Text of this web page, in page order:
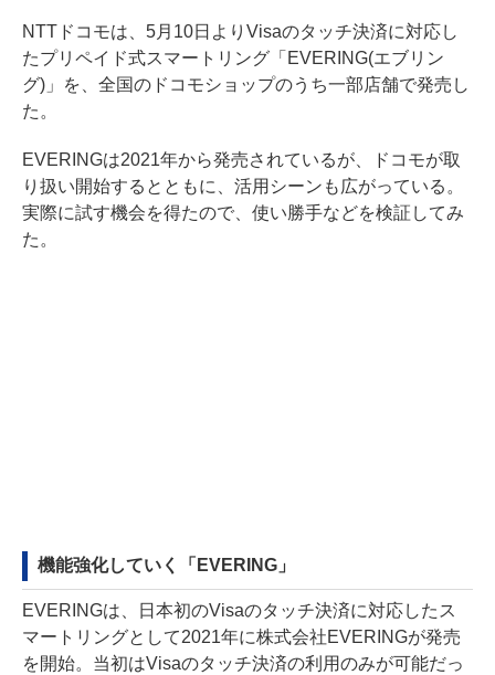
NTTドコモは、5月10日よりVisaのタッチ決済に対応し
たプリペイド式スマートリング「EVERING(エブリン
グ)」を、全国のドコモショップのうち一部店舗で発売し
た。
EVERINGは2021年から発売されているが、ドコモが取
り扱い開始するとともに、活用シーンも広がっている。
実際に試す機会を得たので、使い勝手などを検証してみ
た。
機能強化していく「EVERING」
EVERINGは、日本初のVisaのタッチ決済に対応したス
マートリングとして2021年に株式会社EVERINGが発売
を開始。当初はVisaのタッチ決済の利用のみが可能だっ